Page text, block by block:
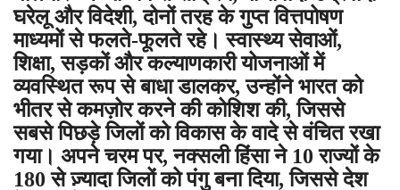
घरेलू और विदेशी, दोनों तरह के गुप्त वित्तपोषण
माध्यमों से फलते-फूलते रहे। स्वास्थ्य सेवाओं,
शिक्षा, सड़कों और कल्याणकारी योजनाओं में
व्यवस्थित रूप से बाधा डालकर, उन्होंने भारत को
भीतर से कमज़ोर करने की कोशिश की, जिससे
सबसे पिछड़े जिलों को विकास के वादे से वंचित रखा
गया। अपने चरम पर, नक्सली हिंसा ने 10 राज्यों के
180 से ज़्यादा जिलों को पंगु बना दिया, जिससे देश